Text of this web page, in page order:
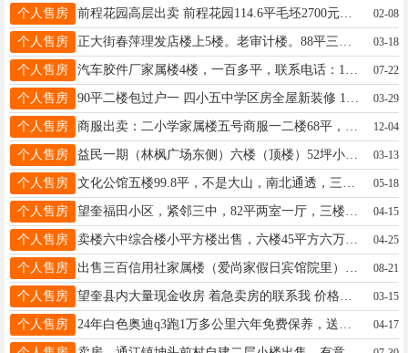
个人售房 前程花园高层出卖 前程花园114.6平毛坯2700元一平电话13339353258 购买直接办理房照 02-08
个人售房 03-18
个人售房 07-22
个人售房 03-29
个人售房 12-04
个人售房 益民一期（林枫广场东侧）六楼（顶楼）52坪小三阳急卖，精装修有房照（满二）超低价出卖。三中、六小、一中学区房，电话：18846910949非诚勿扰 03-13
个人售房 05-18
个人售房 04-15
个人售房 卖楼六中综合楼小平方楼出售，六楼45平方六万八。适合陪读和日租房。中介勿扰联系电话13039956190 04-25
个人售房 08-21
个人售房 望奎县内大量现金收房 着急卖房的联系我 价格合理，直接全款 ☎️18814554477 03-15
个人售房 04-17